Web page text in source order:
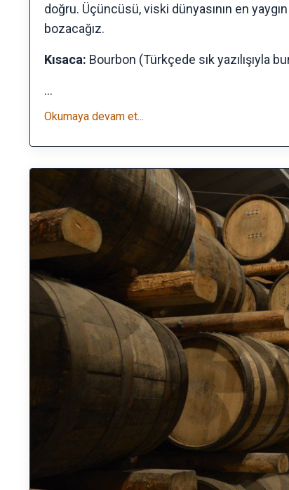
doğru. Üçüncüsü, viski dünyasının en
bozacağız.
Kısaca: Bourbon (Türkçede sık yazılışıyla
...
Okumaya devam et...